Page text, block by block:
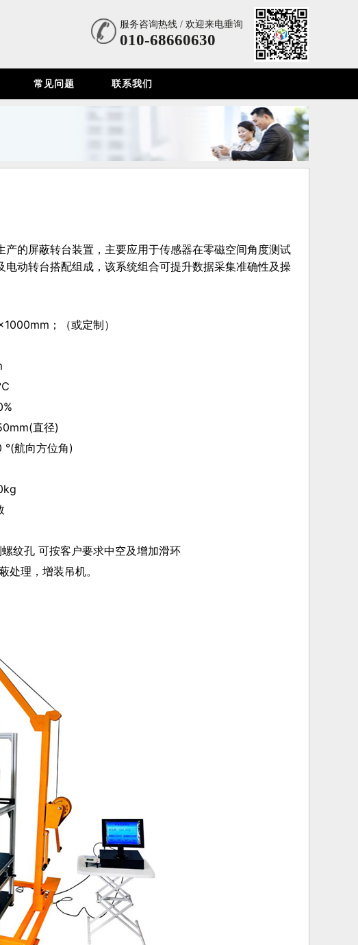
服务咨询热线 / 欢迎来电垂询
010-68660630
常见问题 联系我们
产的屏蔽转台装置，主要应用于传感器在零磁空间角度测试
电动转台搭配组成，该系统组合可提升数据采集准确性及操
；（或定制）
直径)
航向方位角)
纹孔 可按客户要求中空及增加滑环
，增装吊机。